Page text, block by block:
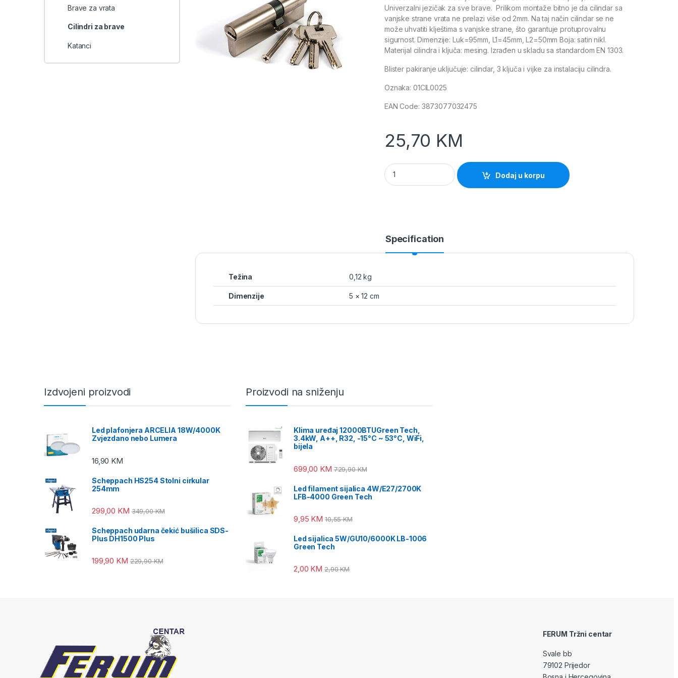
Univerzalni jezičak za sve brave. Prilikom montaže bitno je da cilindar sa
vanjske strane vrata ne prelazi više od 2mm. Na taj način cilindar se ne
može uhvatiti klještima s vanjske strane, što garantuje protuprovalnu
sigurnost. Dimenzije: Luk=95mm, L1=45mm, L2=50mm Boja: satin nikl.
Materijal cilindra i ključa: mesing. Izrađen u skladu sa standardom EN 1303.
Blister pakiranje uključuje: cilindar, 3 ključa i vijke za instalaciju cilindra.
Oznaka: 01CIL0025
EAN Code: 3873077032475
25,70 KM
Cilindar 40/70mm Kodirani Protech quantity
Dodaj u korpu
Specification
Težina 0,12 kg
Dimenzije 5 × 12 cm
Brave za vrata
Cilindri za brave
Katanci
Izdvojeni proizvodi
Led plafonjera ARCELIA 18W/4000K
Zvjezdano nebo Lumera
16,90 KM
Scheppach HS254 Stolni cirkular
254mm
299,00 KM 349,00KM
Scheppach udarna čekić bušilica SDS-
Plus DH1500 Plus
199,90 KM 229,90KM
Proizvodi na sniženju
Klima uređaj 12000BTUGreen Tech,
3.4kW, A++, R32, -15°C ~ 53°C, WiFi,
bijela
699,00 KM 729,90KM
Led filament sijalica 4W/E27/2700K
LFB-4000 Green Tech
9,95 KM 10,55KM
Led sijalica 5W/GU10/6000K LB-1006
Green Tech
2,00 KM 2,90KM
FERUM Tržni centar
Svale bb
79102 Prijedor